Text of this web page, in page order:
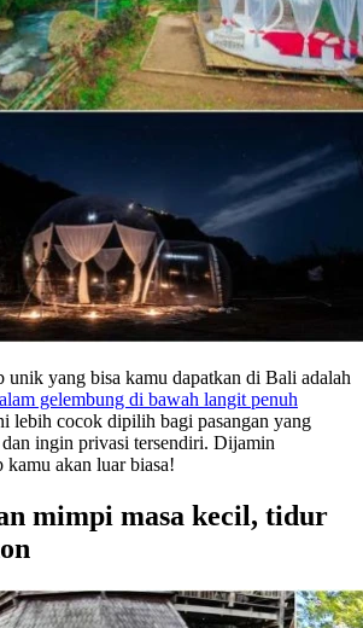
unik yang bisa kamu dapatkan di Bali adalah
gelembung di bawah langit penuh
lebih cocok dipilih bagi pasangan yang
ingin privasi tersendiri. Dijamin
kamu akan luar biasa!
mimpi masa kecil, tidur